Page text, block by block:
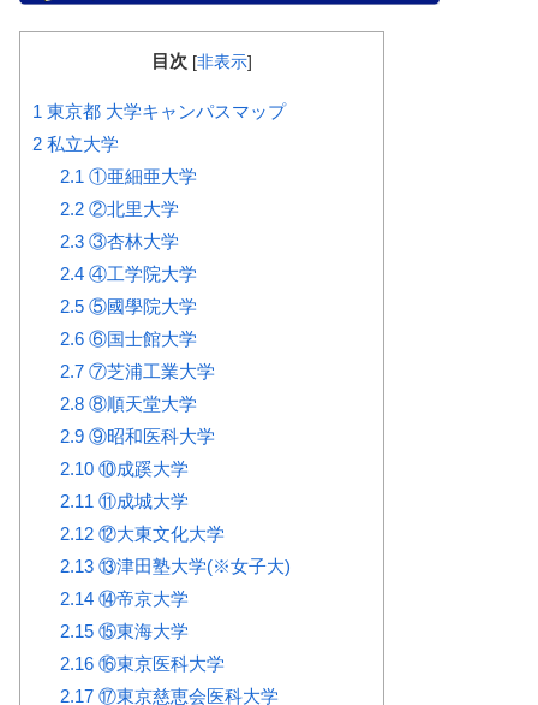
目次 [非表示]
1 東京都 大学キャンパスマップ
2 私立大学
2.1①亜細亜大学
2.2②北里大学
2.3③杏林大学
2.4④工学院大学
2.5⑤國學院大学
2.6⑥国士館大学
2.7⑦芝浦工業大学
2.8⑧順天堂大学
2.9⑨昭和医科大学
2.10⑩成蹊大学
2.11⑪成城大学
2.12⑫大東文化大学
2.13⑬津田塾大学(※女子大)
2.14⑭帝京大学
2.15⑮東海大学
2.16⑯東京医科大学
2.17⑰東京慈恵会医科大学